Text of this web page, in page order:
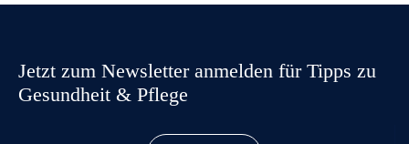
Jetzt zum Newsletter anmelden für Tipps zu
Gesundheit & Pflege